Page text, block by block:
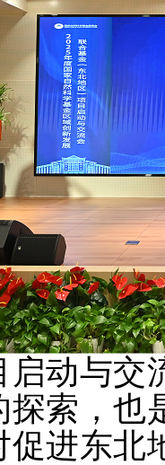
与交
探索，也
促进东北